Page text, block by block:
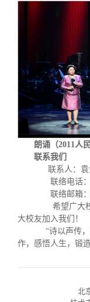
朗诵（2011人
联系我们
联系人：
联络电话：
联络邮箱：
希望广大
大校友加入我们！
“诗以声传，
作，感悟人生，锻造
北